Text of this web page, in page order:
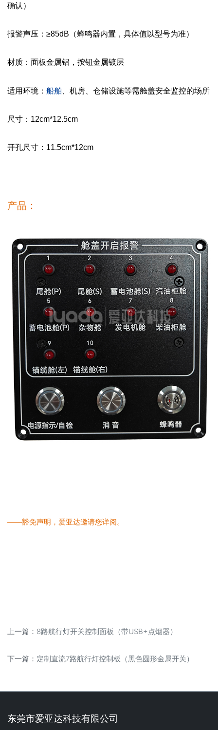
确认）
报警声压：≥85dB（蜂鸣器内置，具体值以型号为准）
材质：面板金属铝，按钮金属镀层
适用环境： 船舶 、机房、仓储设施等需舱盖安全监控的场所
尺寸：12cm*12.5cm
开孔尺寸：11.5cm*12cm
产品：
——豁免声明，爱亚达邀请您详阅。
上一篇： 8路航行灯开关控制面板（带USB+点烟器）
下一篇： 定制直流7路航行灯控制板（黑色圆形金属开关）
东莞市爱亚达科技有限公司